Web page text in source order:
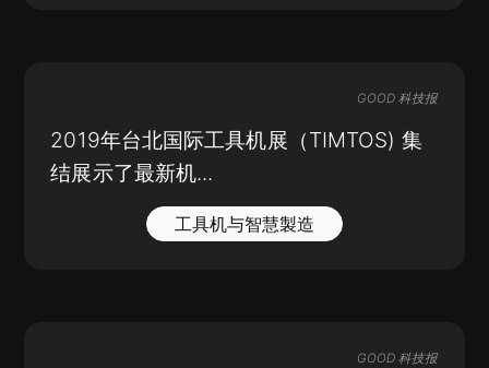
GOOD 科技报
2019年台北国际工具机展（TIMTOS) 集
结展示了最新机...
工具机与智慧製造
GOOD 科技报